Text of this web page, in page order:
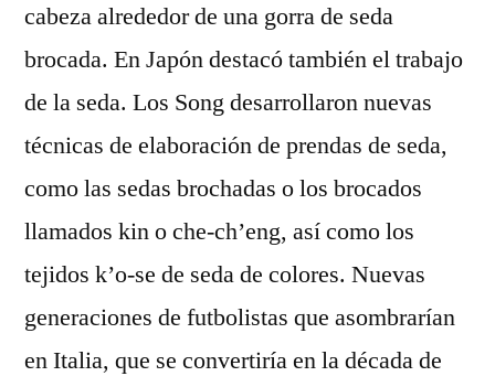
cabeza alrededor de una gorra de seda
brocada. En Japón destacó también el trabajo
de la seda. Los Song desarrollaron nuevas
técnicas de elaboración de prendas de seda,
como las sedas brochadas o los brocados
llamados kin o che-ch’eng, así como los
tejidos k’o-se de seda de colores. Nuevas
generaciones de futbolistas que asombrarían
en Italia, que se convertiría en la década de